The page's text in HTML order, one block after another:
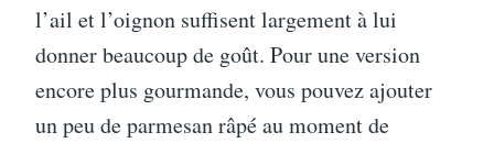
l’ail et l’oignon suffisent largement à lui
donner beaucoup de goût. Pour une version
encore plus gourmande, vous pouvez ajouter
un peu de parmesan râpé au moment de